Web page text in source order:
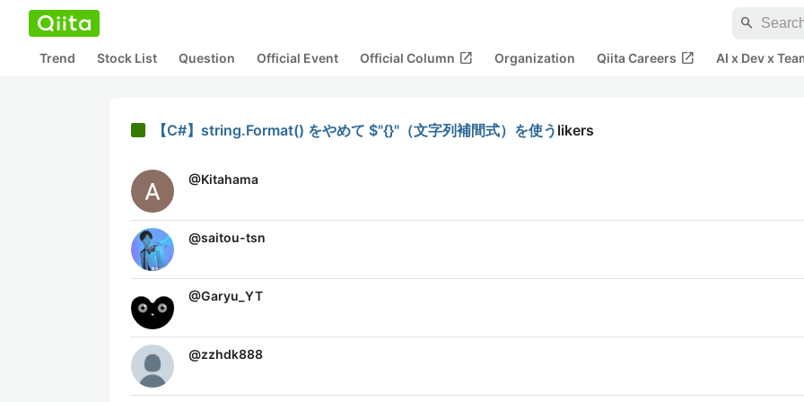
search
Trend Stock List Question Official Event Official Column open_in_new Organization Qiita Careers open_in_new AI x Dev x
【C#】string.Format() をやめて $"{}"（文字列補間式）を使う likers
@Kitahama
@saitou-tsn
@Garyu_YT
@zzhdk888